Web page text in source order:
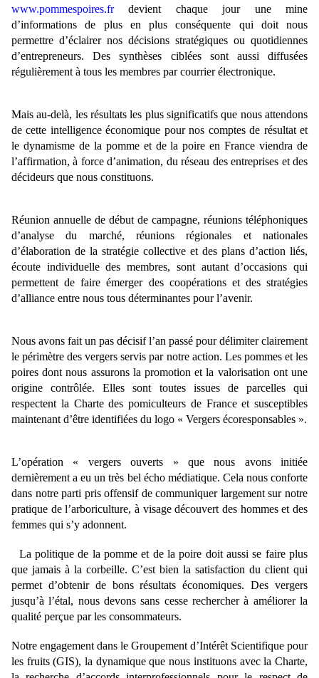
www.pommespoires.fr
devient chaque jour une mine
d’informations de plus en plus conséquente qui doit nous
permettre d’éclairer nos décisions stratégiques ou quotidiennes
d’entrepreneurs. Des synthèses ciblées sont aussi diffusées
régulièrement à tous les membres par courrier électronique.
Mais au-delà, les résultats les plus significatifs que nous attendons
de cette intelligence économique pour nos comptes de résultat et
le dynamisme de la pomme et de la poire en France viendra de
l’affirmation, à force d’animation, du réseau des entreprises et des
décideurs que nous constituons.
Réunion annuelle de début de campagne, réunions téléphoniques
d’analyse du marché, réunions régionales et nationales
d’élaboration de la stratégie collective et des plans d’action liés,
écoute individuelle des membres, sont autant d’occasions qui
permettent de faire émerger des coopérations et des stratégies
d’alliance entre nous tous déterminantes pour l’avenir.
Nous avons fait un pas décisif l’an passé pour délimiter clairement
le périmètre des vergers servis par notre action. Les pommes et les
poires dont nous assurons la promotion et la valorisation ont une
origine contrôlée. Elles sont toutes issues de parcelles qui
respectent la Charte des pomiculteurs de France et susceptibles
maintenant d’être identifiées du logo « Vergers écoresponsables ».
L’opération « vergers ouverts » que nous avons initiée
dernièrement a eu un très bel écho médiatique. Cela nous conforte
dans notre parti pris offensif de communiquer largement sur notre
pratique de l’arboriculture, à visage découvert des hommes et des
femmes qui s’y adonnent.
La politique de la pomme et de la poire doit aussi se faire plus
que jamais à la corbeille. C’est bien la satisfaction du client qui
permet d’obtenir de bons résultats économiques. Des vergers
jusqu’à l’étal, nous devons sans cesse rechercher à améliorer la
qualité perçue par les consommateurs.
Notre engagement dans le Groupement d’Intérêt Scientifique pour
les fruits (GIS), la dynamique que nous instituons avec la Charte,